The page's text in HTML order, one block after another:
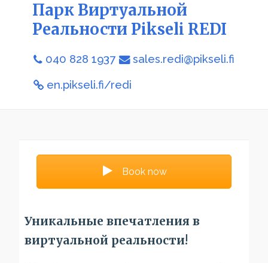
Парк Виртуальной
Реальности Pikseli REDI
040 828 1937 sales.redi@pikseli.fi
en.pikseli.fi/redi
Book now
Уникальные впечатления в
виртуальной реальности!